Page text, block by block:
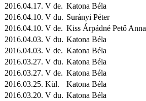
2016.04.17. V de. Katona Béla
2016.04.10. V du. Surányi Péter
2016.04.10. V de. Kiss Árpádné Pető Anna
2016.04.03. V du. Katona Béla
2016.04.03. V de. Katona Béla
2016.03.27. V du. Katona Béla
2016.03.27. V de. Katona Béla
2016.03.25. Kül. Katona Béla
2016.03.20. V du. Katona Béla